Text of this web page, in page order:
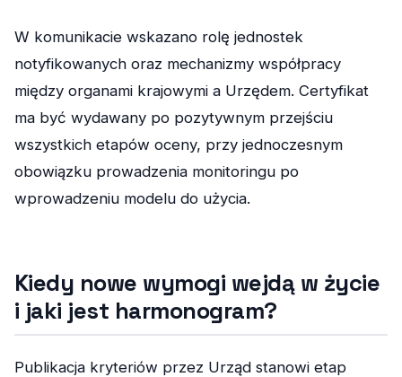
W komunikacie wskazano rolę jednostek
notyfikowanych oraz mechanizmy współpracy
między organami krajowymi a Urzędem. Certyfikat
ma być wydawany po pozytywnym przejściu
wszystkich etapów oceny, przy jednoczesnym
obowiązku prowadzenia monitoringu po
wprowadzeniu modelu do użycia.
Kiedy nowe wymogi wejdą w życie
i jaki jest harmonogram?
Publikacja kryteriów przez Urząd stanowi etap